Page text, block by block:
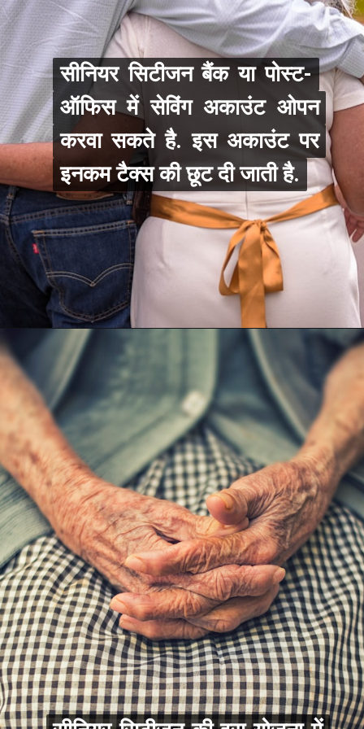
सीनियर सिटीजन बैंक या पोस्ट-
ऑफिस में सेविंग अकाउंट ओपन
करवा सकते है. इस अकाउंट पर
इनकम टैक्‍स की छूट दी जाती है.
सीनियर सिटीजन बैंक या पोस्ट-
ऑफिस में सेविंग अकाउंट ओपन
करवा सकते है. इस अकाउंट पर
इनकम टैक्‍स की छूट दी जाती है.